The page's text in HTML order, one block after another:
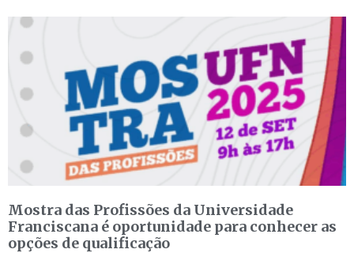
Mostra das Profissões da Universidade
Franciscana é oportunidade para conhecer as
opções de qualificação